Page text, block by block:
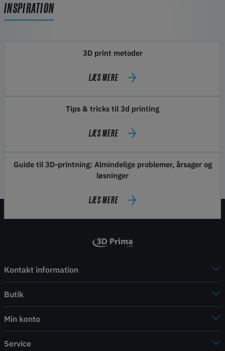
INSPIRATION
3D print metoder
LÆS MERE
Tips & tricks til 3d printing
LÆS MERE
Guide til 3D-printning: Almindelige problemer, årsager og
løsninger
LÆS MERE
Kontakt information
Butik
Min konto
Service